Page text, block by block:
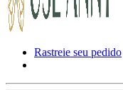
Rastreie seu pedido